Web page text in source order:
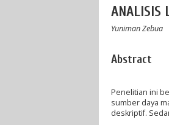
ANALISIS
Yuniman Zebua
Abstract
Penelitian ini
sumber daya
deskriptif.